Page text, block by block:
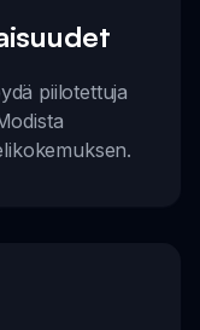
piilotettuja